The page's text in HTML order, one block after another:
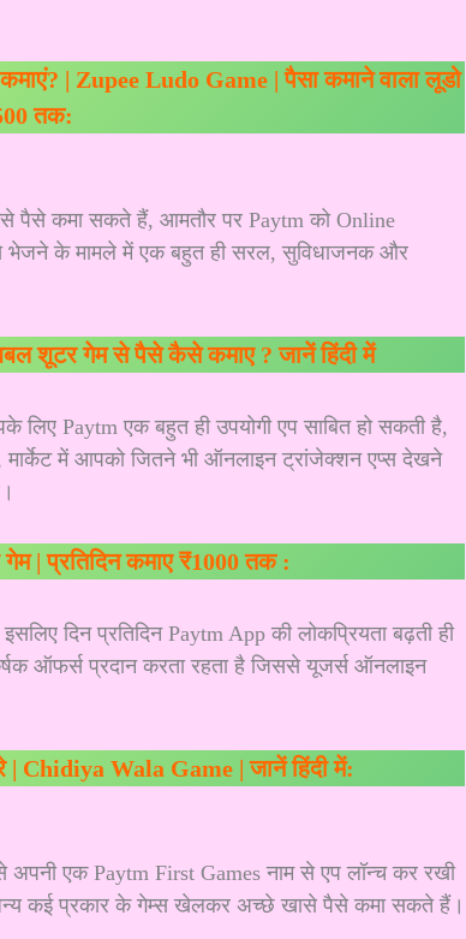
| Zupee Ludo Game | पैसा कमाने वाला लूडो
तक:
पैसे कमा सकते हैं, आमतौर पर Paytm को Online
भेजने के मामले में एक बहुत ही सरल, सुविधाजनक और
शूटर गेम से पैसे कैसे कमाए ? जानें हिंदी में
Paytm एक बहुत ही उपयोगी एप साबित हो सकती है,
में आपको जितने भी ऑनलाइन ट्रांजेक्शन एप्स देखने
| प्रतिदिन कमाए ₹1000 तक :
दिन प्रतिदिन Paytm App की लोकप्रियता बढ़ती ही
ऑफर्स प्रदान करता रहता है जिससे यूजर्स ऑनलाइन
| Chidiya Wala Game | जानें हिंदी में:
अपनी एक Paytm First Games नाम से एप लॉन्च कर रखी
कई प्रकार के गेम्स खेलकर अच्छे खासे पैसे कमा सकते हैं।